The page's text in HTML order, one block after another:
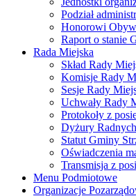
Podział
Honorowi
Raport o stanie
Rada Miejska
Skład Rady
Komisje Rady
Sesje Rady
Uchwały Rady
Protokoły z
Dyżury Radnych
Statut Gminy
Oświadczenia
Transmisja z
Menu Podmiotowe
Organizacje